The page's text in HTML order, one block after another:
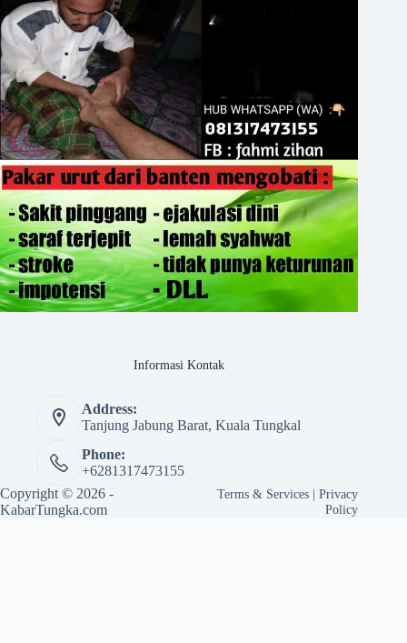
Informasi Kontak
Address:
Tanjung Jabung Barat, Kuala Tungkal
Phone:
+6281317473155
Copyright © 2026 -
KabarTungka.com
Terms & Services |Privacy
Policy